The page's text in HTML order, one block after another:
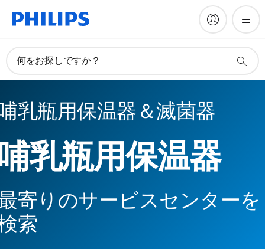
何をお探しですか？
乳瓶用保温器＆滅菌器
乳瓶用保温器
寄りのサービスセンターを
索